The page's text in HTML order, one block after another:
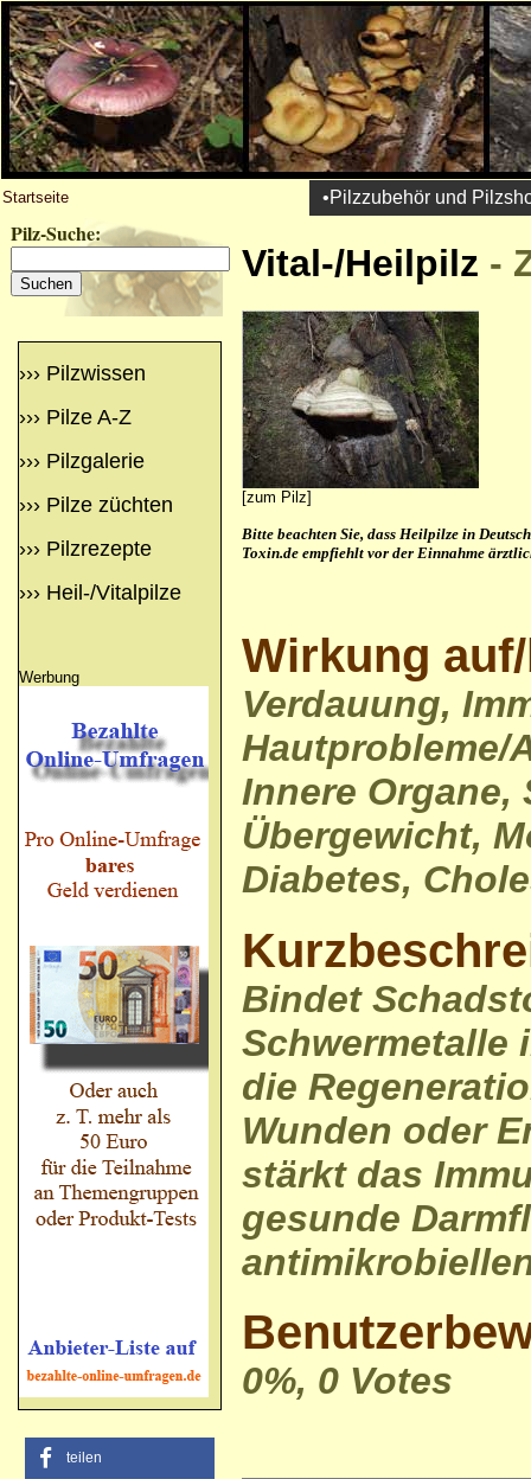
Startseite •Pilzzubehör und
Pilz-Suche:
››› Pilzwissen
››› Pilze A-Z
››› Pilzgalerie
››› Pilze züchten
››› Pilzrezepte
››› Heil-/Vitalpilze
Werbung
teilen
Vital-/Heilpilz -
[zum Pilz]
Bitte beachten Sie, dass Heilpilze in
Toxin.de empfiehlt vor der Einnahme
Wirkung
Verdauung,
Hautprobleme/
Innere Organe,
Übergewicht,
Diabetes,
Bindet
Schwermetalle
die
Wunden oder
stärkt das
gesunde
0%, 0 Votes